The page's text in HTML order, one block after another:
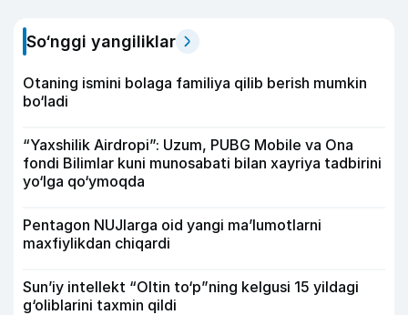
So‘nggi yangiliklar
Otaning ismini bolaga familiya qilib berish mumkin
bo‘ladi
“Yaxshilik Airdropi”: Uzum, PUBG Mobile va Ona
fondi Bilimlar kuni munosabati bilan xayriya tadbirini
yo‘lga qo‘ymoqda
Pentagon NUJlarga oid yangi maʼlumotlarni
maxfiylikdan chiqardi
Sun’iy intellekt “Oltin to‘p”ning kelgusi 15 yildagi
g‘oliblarini taxmin qildi